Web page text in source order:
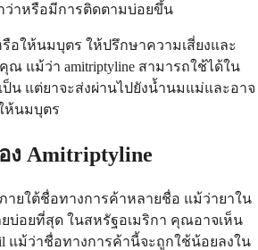
ว่าหรือมีการติดตามบ่อยขึ้น
ให้นมบุตร ให้ปรึกษาความเสี่ยงและ
แม้ว่า amitriptyline สามารถใช้ได้ใน
ป็น แต่ยาจะส่งผ่านไปยังน้ำนมแม่และอาจ
ห้นมบุตร
ง Amitriptyline
ายใต้ชื่อทางการค้าหลายชื่อ แม้ว่ายาใน
บ่อยที่สุด ในสหรัฐอเมริกา คุณอาจเห็น
แม้ว่าชื่อทางการค้านี้จะถูกใช้น้อยลงใน